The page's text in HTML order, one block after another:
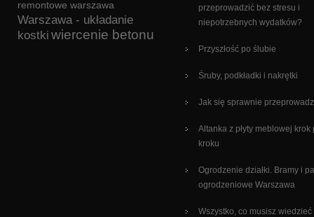
remontowe warszawa
Warszawa - układanie
kostki wiercenie betonu
przeprowadzić bez stresu i
niepotrzebnych wydatków?
Przyszłość po ślubie
Śruby, podkładki i nakrętki
Jak się sprawnie
Altanka z płyty meblowej krok
kroku
Ogrodzenie działki. Bramy i
ogrodzeniowe Warszawa
Wszystko, co musisz wiedzieć